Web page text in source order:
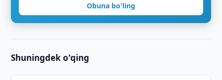
Obuna bo'ling
Shuningdek o'qing